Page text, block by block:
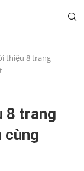
thiệu 8 trang
8 trang
cùng